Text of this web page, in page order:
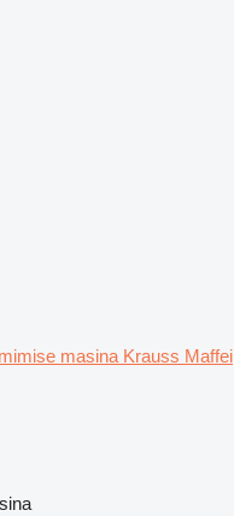
masina Krauss Maffei